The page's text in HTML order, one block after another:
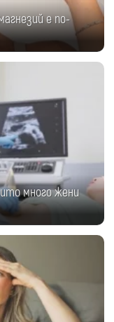
е по-
много жени